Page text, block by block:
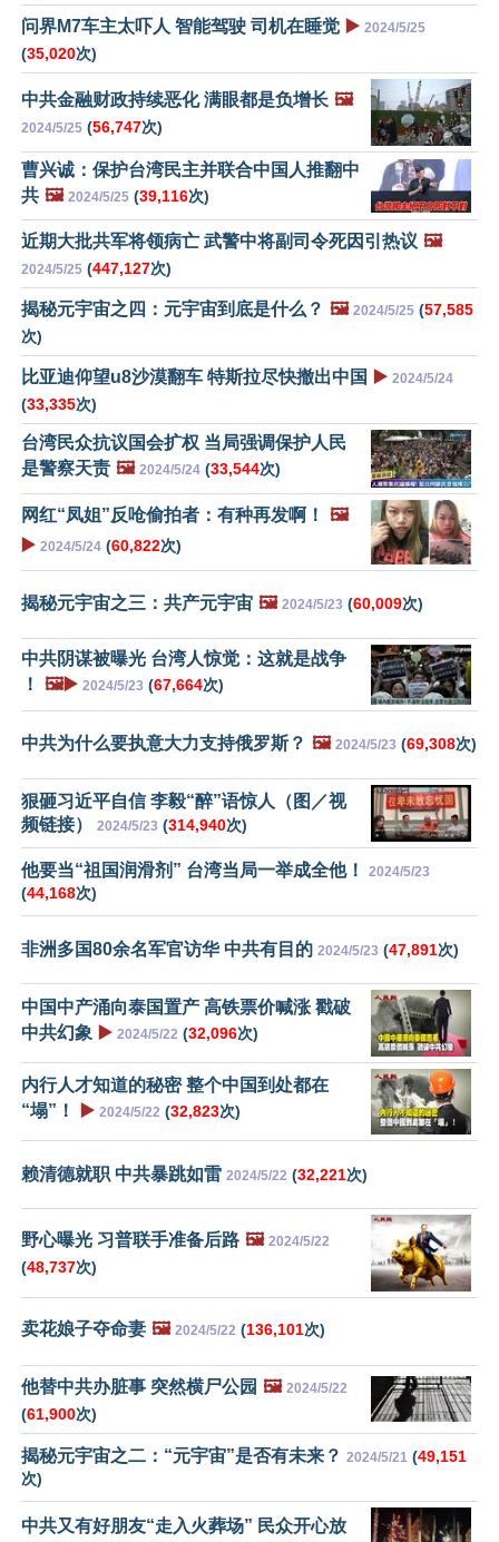
问界M7车主太吓人 智能驾驶 司机在睡觉 ▶️ 2024/5/25
(35,020次)
中共金融财政持续恶化 满眼都是负增长 🖼️
2024/5/25 (56,747次)
曹兴诚：保护台湾民主并联合中国人推翻中
共 🖼️ 2024/5/25 (39,116次)
近期大批共军将领病亡 武警中将副司令死因引热议 🖼️
2024/5/25 (447,127次)
揭秘元宇宙之四：元宇宙到底是什么？ 🖼️ 2024/5/25 (57,585
次)
比亚迪仰望u8沙漠翻车 特斯拉尽快撤出中国 ▶️ 2024/5/24
(33,335次)
台湾民众抗议国会扩权 当局强调保护人民
是警察天责 🖼️ 2024/5/24 (33,544次)
网红“凤姐”反呛偷拍者：有种再发啊！
🖼️
▶️ 2024/5/24 (60,822次)
揭秘元宇宙之三：共产元宇宙 🖼️ 2024/5/23 (60,009次)
中共阴谋被曝光 台湾人惊觉：这就是战争
！
🖼️▶️ 2024/5/23 (67,664次)
中共为什么要执意大力支持俄罗斯？ 🖼️ 2024/5/23 (69,308次)
狠砸习近平自信 李毅“醉”语惊人（图／视
频链接）
2024/5/23 (314,940次)
他要当“祖国润滑剂” 台湾当局一举成全他！ 2024/5/23
(44,168次)
非洲多国80余名军官访华 中共有目的 2024/5/23 (47,891次)
中国中产涌向泰国置产 高铁票价喊涨 戳破
中共幻象 ▶️ 2024/5/22 (32,096次)
内行人才知道的秘密 整个中国到处都在
“塌”！
▶️ 2024/5/22 (32,823次)
赖清德就职 中共暴跳如雷 2024/5/22 (32,221次)
野心曝光 习普联手准备后路 🖼️ 2024/5/22
(48,737次)
卖花娘子夺命妻 🖼️ 2024/5/22 (136,101次)
他替中共办脏事 突然横尸公园 🖼️ 2024/5/22
(61,900次)
揭秘元宇宙之二：“元宇宙”是否有未来？ 2024/5/21 (49,151
次)
中共又有好朋友“走入火葬场” 民众开心放